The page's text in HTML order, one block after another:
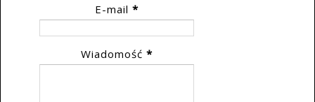
E-mail *
Wiadomość *